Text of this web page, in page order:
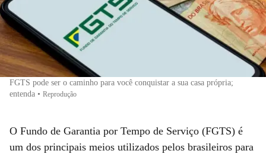
FGTS pode ser o caminho para você conquistar a sua casa própria;
entenda • Reprodução
O Fundo de Garantia por Tempo de Serviço (FGTS) é
um dos principais meios utilizados pelos brasileiros para